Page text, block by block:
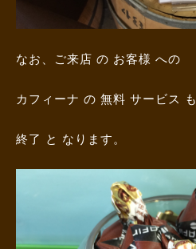
なお、ご来店 の お客様 への
カフィーナ の 無料 サービス も
終了 と なります。